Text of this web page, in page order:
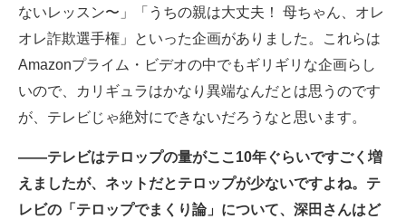
企業向けIT製品の総合サイト
IT製品の技術・比較・事例
製造業のIT導入・活用を支援
モノづくり技術者専門サイト
エレクトロニクス専門サイト
電子設計の基本と応用
ないレッスン〜」「うちの親は大丈夫！ 母ちゃん、オレ
オレ詐欺選手権」といった企画がありました。これらは
Amazonプライム・ビデオの中でもギリギリな企画らし
いので、カリギュラはかなり異端なんだとは思うのです
が、テレビじゃ絶対にできないだろうなと思います。
――テレビはテロップの量がここ10年ぐらいですごく増
えましたが、ネットだとテロップが少ないですよね。テ
レビの「テロップでまくり論」について、深田さんはど